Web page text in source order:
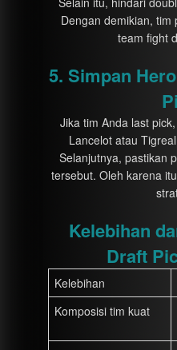
Dengan demikian, tim
team fight
5. Simpan
Jika tim Anda last
Lancelot atau
Selanjutnya, pastikan
tersebut. Oleh karena
Kelebihan
Draft
Kelebihan
Komposisi tim kuat